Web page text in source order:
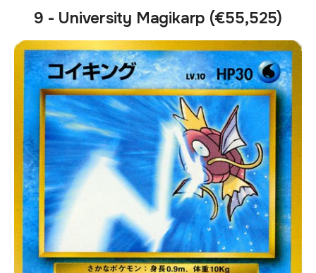
9 - University Magikarp (€55,525)